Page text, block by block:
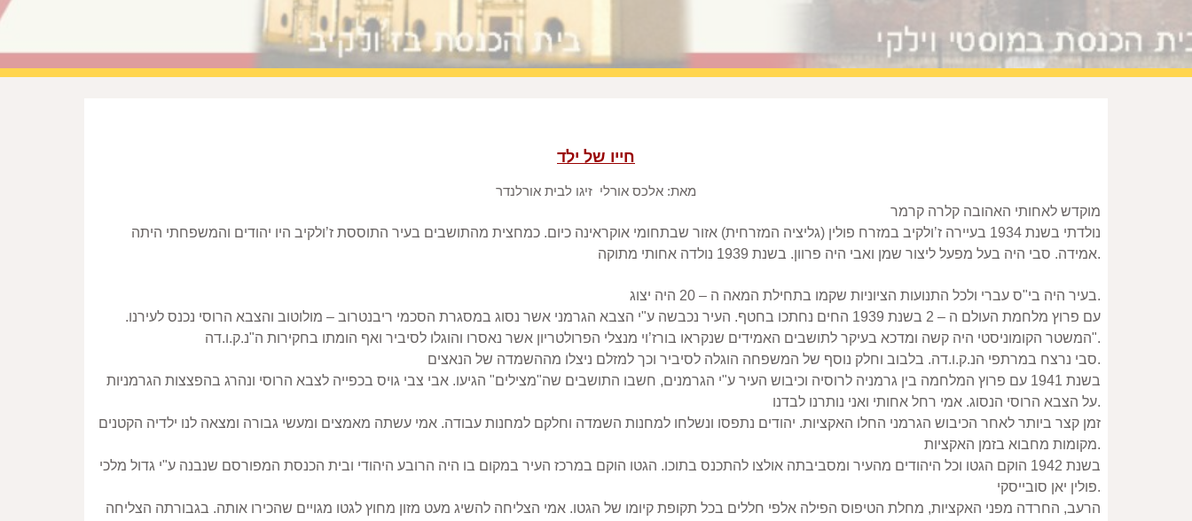
חייו של ילד
מאת: אלכס אורלי  זיגו לבית אורלנדר
מוקדש לאחותי האהובה קלרה קרמר
אמידה. סבי היה בעל מפעל ליצור שמן ואבי היה פרוון. בשנת 1939 נולדה אחותי מתוקה.
בעיר היה בי"ס עברי ולכל התנועות הציוניות שקמו בתחילת המאה ה – 20 היה יצוג.
המשטר הקומוניסטי היה קשה ומדכא בעיקר לתושבים האמידים שנקראו בורז’וי מנצלי הפרולטריון אשר נאסרו והוגלו לסיביר ואף הומתו בחקירות ה"נ.ק.ו.דה".
סבי נרצח במרתפי הנ.ק.ו.דה. בלבוב וחלק נוסף של המשפחה הוגלה לסיביר וכך למזלם ניצלו מההשמדה של הנאצים.
בשנת 1941 עם פרוץ המלחמה בין גרמניה לרוסיה וכיבוש העיר ע"י הגרמנים, חשבו התושבים שה"מצילים" הגיעו. אבי צבי גויס בכפייה לצבא הרוסי ונהרג בהפצצות הגרמניות
על הצבא הרוסי הנסוג. אמי רחל אחותי ואני נותרנו לבדנו.
מקומות מחבוא בזמן האקציות.
פולין יאן סובייסקי.